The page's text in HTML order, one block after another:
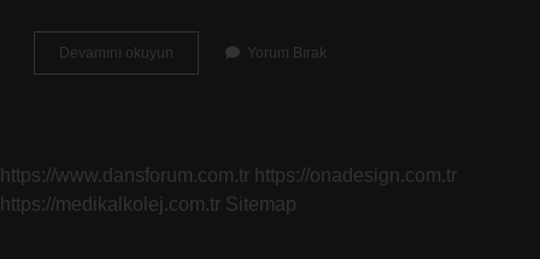
Devamını okuyun
Verme
Yorum Bırak
https://www.dansforum.com.tr https://onadesign.com.tr
https://medikalkolej.com.tr Sitemap